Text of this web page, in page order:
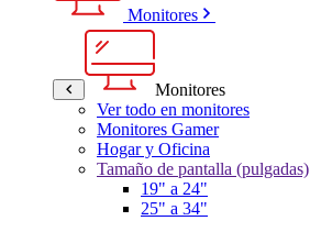
Monitores
Monitores
Ver todo en monitores
Monitores Gamer
Hogar y Oficina
Tamaño de pantalla (pulgadas)
19" a 24"
25" a 34"